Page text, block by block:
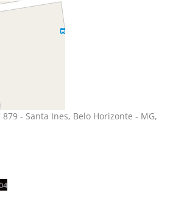
879 - Santa Ines, Belo Horizonte - MG,